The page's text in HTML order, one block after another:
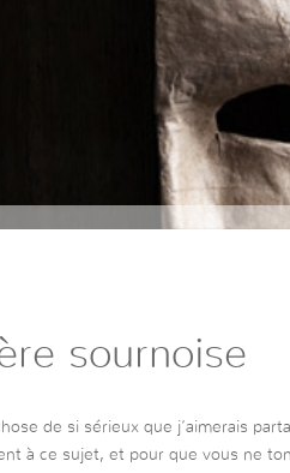
sournoise
de si sérieux que j’aimerais
à ce sujet, et pour que vous ne